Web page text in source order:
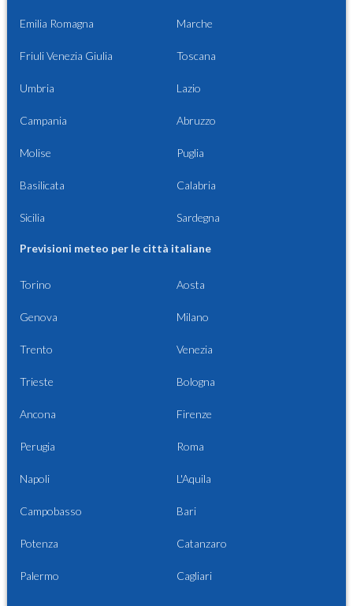
Emilia Romagna Marche
Friuli Venezia Giulia Toscana
Umbria Lazio
Campania Abruzzo
Molise Puglia
Basilicata Calabria
Sicilia Sardegna
Previsioni meteo per le città italiane
Torino Aosta
Genova Milano
Trento Venezia
Trieste Bologna
Ancona Firenze
Perugia Roma
Napoli L'Aquila
Campobasso Bari
Potenza Catanzaro
Palermo Cagliari